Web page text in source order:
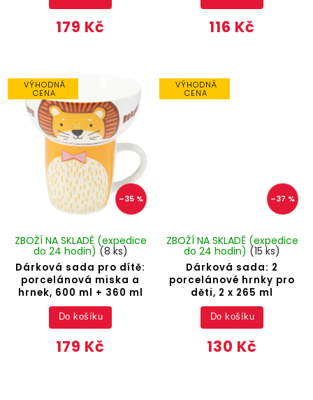
179 Kč 116 Kč
VÝHODNÁ
CENA
–35 %
Dárková sada pro dítě:
porcelánová miska a
hrnek, 600 ml + 360 ml
ZBOŽÍ NA SKLADĚ (expedice
do 24 hodin) (8 ks)
179 Kč
Do košíku
VÝHODNÁ
CENA
–37 %
Dárková sada: 2
porcelánové hrnky pro
děti, 2 x 265 ml
ZBOŽÍ NA SKLADĚ (expedice
do 24 hodin) (15 ks)
130 Kč
Do košíku